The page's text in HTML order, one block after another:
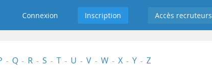
Connexion Inscription Accès recruteurs
- Q - R - S - T - U - V - W - X - Y - Z